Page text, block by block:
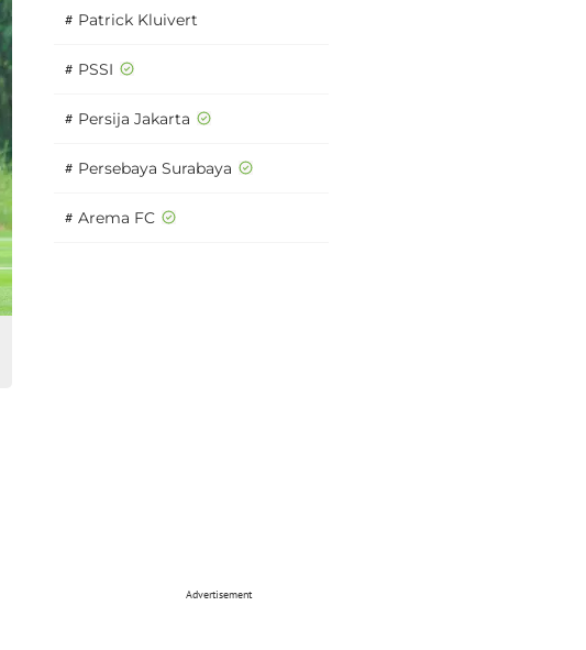
# Patrick Kluivert
# PSSI
# Persija Jakarta
# Persebaya Surabaya
# Arema FC
Advertisement